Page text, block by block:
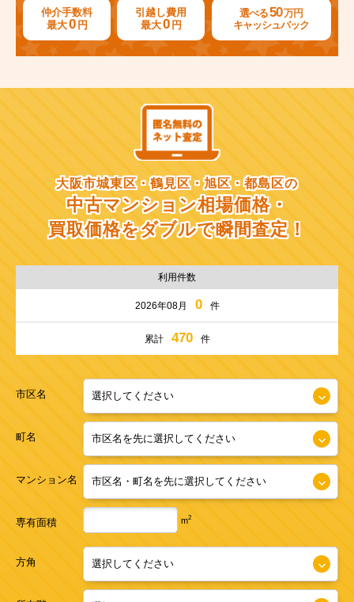
仲介手数料
最大0 円
引越し費用
最大0 円
選べる50万円
キャッシュバック
大阪市城東区・鶴見区・旭区・都島区の
中古マンション相場価格・
買取価格をダブルで瞬間査定！
利用件数
2026年08月 0 件
累計 470 件
市区名
町名
マンション名
専有面積 m2
方角